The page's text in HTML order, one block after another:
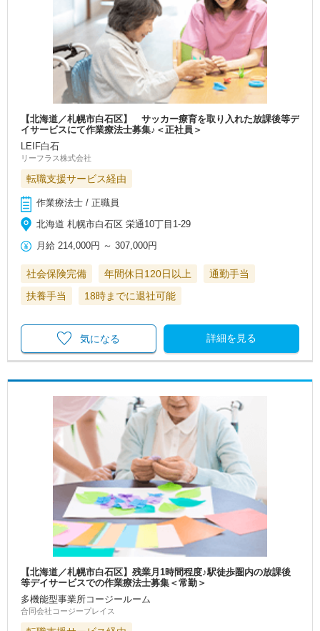
【北海道／札幌市白石区】 サッカー療育を取り入れた放課後等デ
イサービスにて作業療法士募集♪＜正社員＞
LEIF白石
リーフラス株式会社
転職支援サービス経由
作業療法士 / 正職員
北海道 札幌市白石区 栄通10丁目1-29
月給 214,000円 ～307,000円
社会保険完備 年間休日120日以上
通勤手当
扶養手当
18時までに退社可能
詳細を見る
気になる
【北海道／札幌市白石区】残業月1時間程度♪駅徒歩圏内の放課後
等デイサービスでの作業療法士募集＜常勤＞
多機能型事業所コージールーム
合同会社コージープレイス